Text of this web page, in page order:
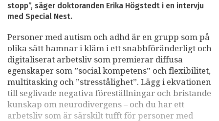
stopp”, säger doktoranden Erika Högstedt i en intervju
med Special Nest.
Personer med autism och adhd är en grupp som på
olika sätt hamnar i kläm i ett snabbföränderligt och
digitaliserat arbetsliv som premierar diffusa
egenskaper som ”social kompetens” och flexibilitet,
multitasking och ”stresstålighet”. Lägg i ekvationen
till seglivade negativa föreställningar och bristande
kunskap om neurodivergens – och du har ett
arbetsliv som är särskilt tufft för personer med